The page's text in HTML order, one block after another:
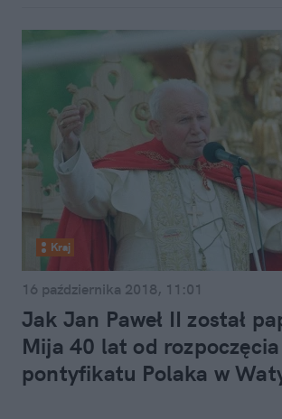
Kraj
16 października 2018, 11:01
Jak Jan Paweł II został
Mija 40 lat od rozpoczęcia
pontyfikatu Polaka w